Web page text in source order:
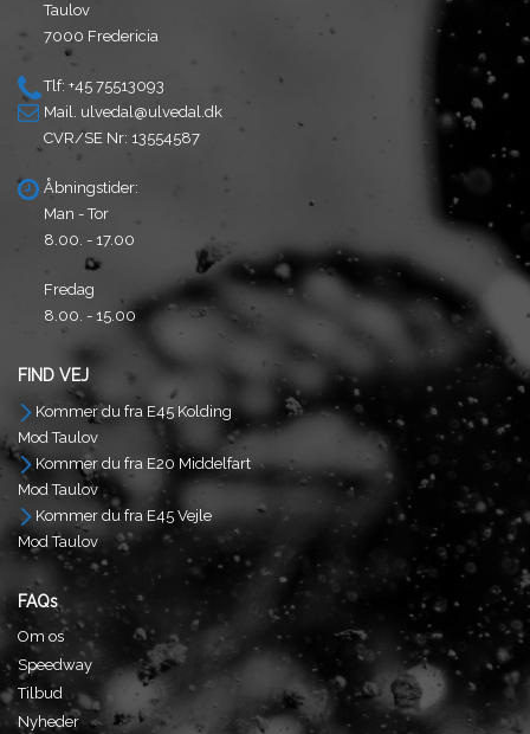
Taulov
7000 Fredericia
Tlf: +45 75513093
Mail. ulvedal@ulvedal.dk
CVR/SE Nr: 13554587
Åbningstider:
Man - Tor
8.00. - 17.00
Fredag
8.00. - 15.00
FIND VEJ
Kommer du fra E45 Kolding
Mod Taulov
Kommer du fra E20 Middelfart
Mod Taulov
Kommer du fra E45 Vejle
Mod Taulov
FAQs
Om os
Speedway
Tilbud
Nyheder